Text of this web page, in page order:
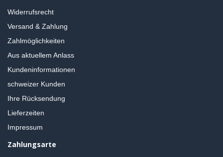
Widerrufsrecht
Versand & Zahlung
Zahlmöglichkeiten
Aus aktuellem Anlass
Kundeninformationen
schweizer Kunden
Ihre Rücksendung
Lieferzeiten
Impressum
Zahlungsarte